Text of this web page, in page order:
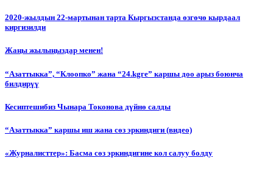
2020-жылдын 22-мартынан тарта Кыргызстанда өзгөчө кырдаал
киргизилди
Жаңы жылыңыздар менен!
“Азаттыкка”, “Клоопко” жана “24.kgге” каршы доо арыз боюнча
билдирүү
Кесиптешибиз Чынара Токонова дүйнө салды
“Азаттыкка” каршы иш жана сөз эркиндиги (видео)
«Журналисттер»: Басма сөз эркиндигине кол салуу болду